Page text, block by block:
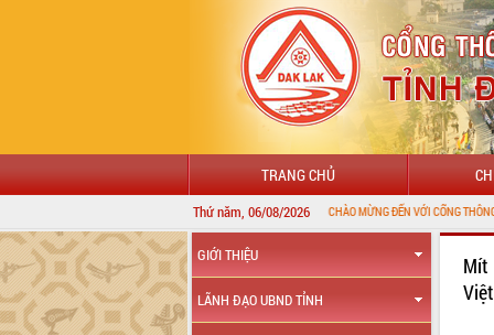
TRANG CHỦ
Thứ năm, 06/08/2026
GIỚI THIỆU
LÃNH ĐẠO UBND TỈNH
Mít